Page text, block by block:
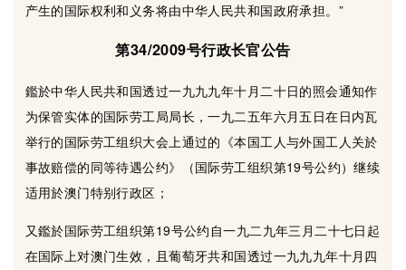
产生的国际权利和义务将由中华人民共和国政府承担。”
第34/2009号行政长官公告
鑑於中华人民共和国透过一九九九年十月二十日的照会通知作
为保管实体的国际劳工局局长，一九二五年六月五日在日内瓦
举行的国际劳工组织大会上通过的《本国工人与外国工人关於
事故赔偿的同等待遇公约》（国际劳工组织第19号公约）继续
适用於澳门特别行政区；
又鑑於国际劳工组织第19号公约自一九二九年三月二十七日起
在国际上对澳门生效，且葡萄牙共和国透过一九九九年十月四